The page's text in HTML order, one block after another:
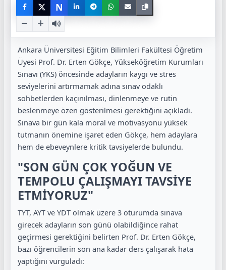
N
Ankara Üniversitesi Eğitim Bilimleri Fakültesi Öğretim
Üyesi Prof. Dr. Erten Gökçe, Yükseköğretim Kurumları
Sınavı (YKS) öncesinde adayların kaygı ve stres
seviyelerini artırmamak adına sınav odaklı
sohbetlerden kaçınılması, dinlenmeye ve rutin
beslenmeye özen gösterilmesi gerektiğini açıkladı.
Sınava bir gün kala moral ve motivasyonu yüksek
tutmanın önemine işaret eden Gökçe, hem adaylara
hem de ebeveynlere kritik tavsiyelerde bulundu.
"SON GÜN ÇOK YOĞUN VE
TEMPOLU ÇALIŞMAYI TAVSİYE
ETMİYORUZ"
TYT, AYT ve YDT olmak üzere 3 oturumda sınava
girecek adayların son günü olabildiğince rahat
geçirmesi gerektiğini belirten Prof. Dr. Erten Gökçe,
bazı öğrencilerin son ana kadar ders çalışarak hata
yaptığını vurguladı: